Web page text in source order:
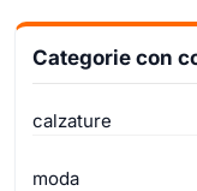
Categorie con
calzature
moda